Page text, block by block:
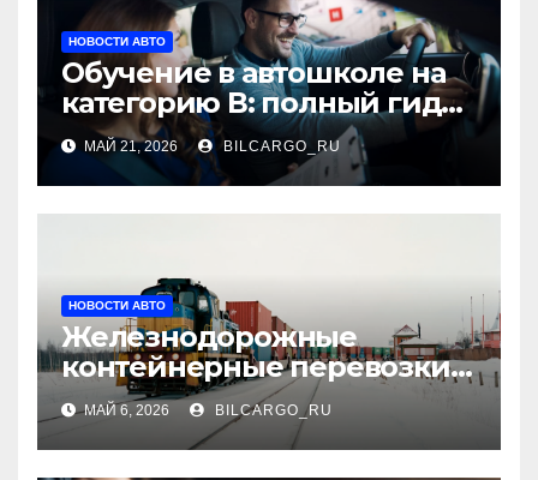
НОВОСТИ АВТО
Обучение в автошколе на
категорию В: полный гид
для будущих водителей
МАЙ 21, 2026 BILCARGO_RU
НОВОСТИ АВТО
Железнодорожные
контейнерные перевозки
из Китая в Россию:
маршруты, сроки и
требования
МАЙ 6, 2026 BILCARGO_RU